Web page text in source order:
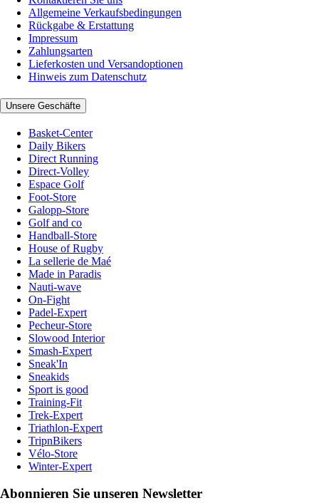
Allgemeine Verkaufsbedingungen
Rückgabe & Erstattung
Impressum
Zahlungsarten
Lieferkosten und Versandoptionen
Hinweis zum Datenschutz
Unsere Geschäfte
Basket-Center
Daily Bikers
Direct Running
Direct-Volley
Espace Golf
Foot-Store
Galopp-Store
Golf and co
Handball-Store
House of Rugby
La sellerie de Maé
Made in Paradis
Nauti-wave
On-Fight
Padel-Expert
Pecheur-Store
Slowood Interior
Smash-Expert
Sneak'In
Sneakids
Sport is good
Training-Fit
Trek-Expert
Triathlon-Expert
TripnBikers
Vélo-Store
Winter-Expert
Abonnieren Sie unseren Newsletter